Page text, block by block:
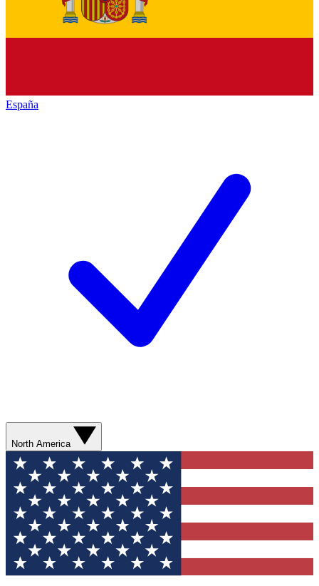
España
North America